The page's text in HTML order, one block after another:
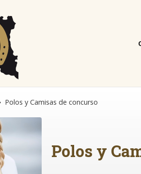
Polos y Camisas de concurso
Polos y